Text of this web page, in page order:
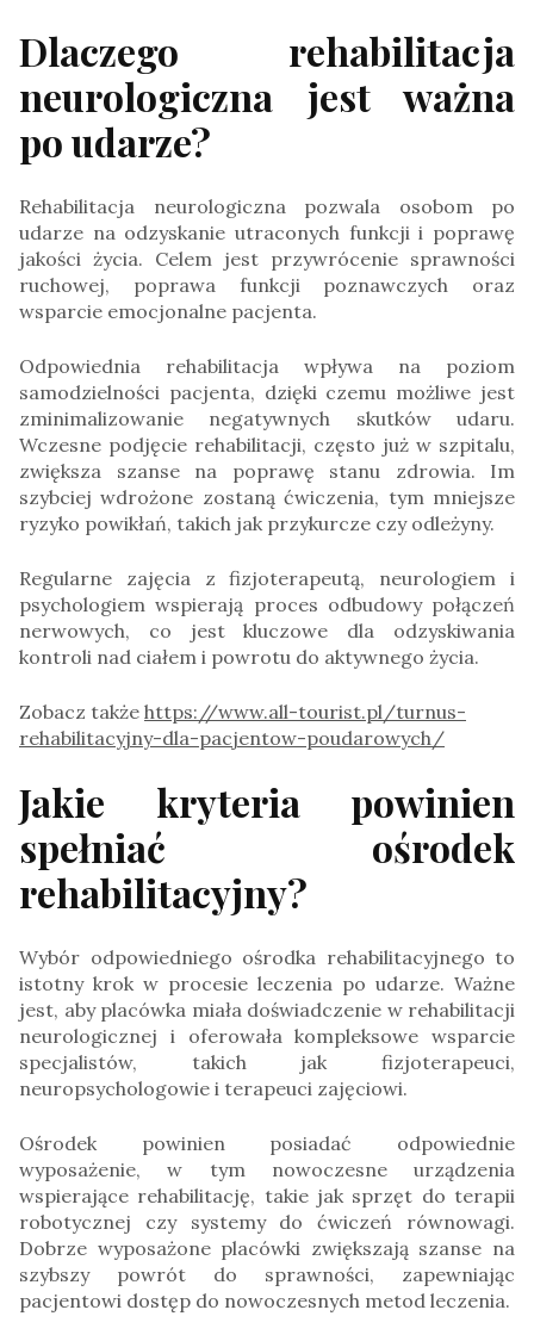
Dlaczego rehabilitacja
neurologiczna jest ważna
po udarze?
Rehabilitacja neurologiczna pozwala osobom po
udarze na odzyskanie utraconych funkcji i poprawę
jakości życia. Celem jest przywrócenie sprawności
ruchowej, poprawa funkcji poznawczych oraz
wsparcie emocjonalne pacjenta.
Odpowiednia rehabilitacja wpływa na poziom
samodzielności pacjenta, dzięki czemu możliwe jest
zminimalizowanie negatywnych skutków udaru.
Wczesne podjęcie rehabilitacji, często już w szpitalu,
zwiększa szanse na poprawę stanu zdrowia. Im
szybciej wdrożone zostaną ćwiczenia, tym mniejsze
ryzyko powikłań, takich jak przykurcze czy odleżyny.
Regularne zajęcia z fizjoterapeutą, neurologiem i
psychologiem wspierają proces odbudowy połączeń
nerwowych, co jest kluczowe dla odzyskiwania
kontroli nad ciałem i powrotu do aktywnego życia.
Zobacz także https://www.all-tourist.pl/turnus-
rehabilitacyjny-dla-pacjentow-poudarowych/
Jakie kryteria powinien
spełniać ośrodek
rehabilitacyjny?
Wybór odpowiedniego ośrodka rehabilitacyjnego to
istotny krok w procesie leczenia po udarze. Ważne
jest, aby placówka miała doświadczenie w rehabilitacji
neurologicznej i oferowała kompleksowe wsparcie
specjalistów, takich jak fizjoterapeuci,
neuropsychologowie i terapeuci zajęciowi.
Ośrodek powinien posiadać odpowiednie
wyposażenie, w tym nowoczesne urządzenia
wspierające rehabilitację, takie jak sprzęt do terapii
robotycznej czy systemy do ćwiczeń równowagi.
Dobrze wyposażone placówki zwiększają szanse na
szybszy powrót do sprawności, zapewniając
pacjentowi dostęp do nowoczesnych metod leczenia.